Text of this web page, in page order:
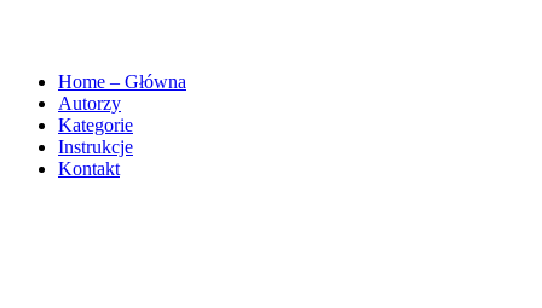
Home – Główna
Autorzy
Kategorie
Instrukcje
Kontakt